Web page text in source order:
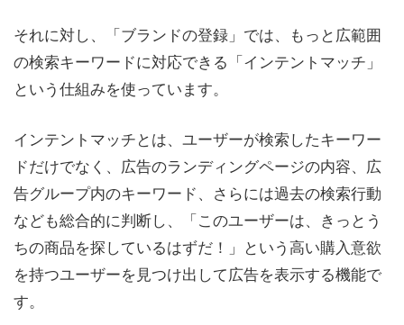
それに対し、「ブランドの登録」では、もっと広範囲
の検索キーワードに対応できる「インテントマッチ」
という仕組みを使っています。
インテントマッチとは、ユーザーが検索したキーワー
ドだけでなく、広告のランディングページの内容、広
告グループ内のキーワード、さらには過去の検索行動
なども総合的に判断し、「このユーザーは、きっとう
ちの商品を探しているはずだ！」という高い購入意欲
を持つユーザーを見つけ出して広告を表示する機能で
す。